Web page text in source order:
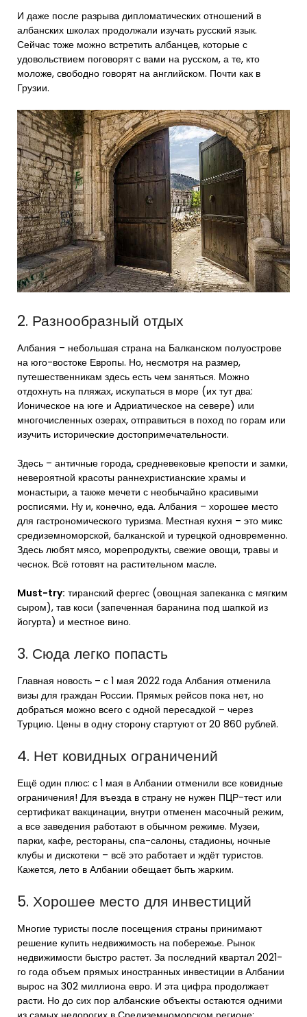
И даже после разрыва дипломатических отношений в
албанских школах продолжали изучать русский язык.
Сейчас тоже можно встретить албанцев, которые с
удовольствием поговорят с вами на русском, а те, кто
моложе, свободно говорят на английском. Почти как в
Грузии.
2. Разнообразный отдых
Албания – небольшая страна на Балканском полуострове
на юго-востоке Европы. Но, несмотря на размер,
путешественникам здесь есть чем заняться. Можно
отдохнуть на пляжах, искупаться в море (их тут два:
Ионическое на юге и Адриатическое на севере) или
многочисленных озерах, отправиться в поход по горам или
изучить исторические достопримечательности.
Здесь – античные города, средневековые крепости и замки,
невероятной красоты раннехристианские храмы и
монастыри, а также мечети с необычайно красивыми
росписями. Ну и, конечно, еда. Албания – хорошее место
для гастрономического туризма. Местная кухня – это микс
средиземноморской, балканской и турецкой одновременно.
Здесь любят мясо, морепродукты, свежие овощи, травы и
чеснок. Всё готовят на растительном масле.
Must-try: тиранский фергес (овощная запеканка с мягким
сыром), тав коси (запеченная баранина под шапкой из
йогурта) и местное вино.
3. Сюда легко попасть
Главная новость – с 1 мая 2022 года Албания отменила
визы для граждан России. Прямых рейсов пока нет, но
добраться можно всего с одной пересадкой – через
Турцию. Цены в одну сторону стартуют от 20 860 рублей.
4. Нет ковидных ограничений
Ещё один плюс: с 1 мая в Албании отменили все ковидные
ограничения! Для въезда в страну не нужен ПЦР-тест или
сертификат вакцинации, внутри отменен масочный режим,
а все заведения работают в обычном режиме. Музеи,
парки, кафе, рестораны, спа-салоны, стадионы, ночные
клубы и дискотеки – всё это работает и ждёт туристов.
Кажется, лето в Албании обещает быть жарким.
5. Хорошее место для инвестиций
Многие туристы после посещения страны принимают
решение купить недвижимость на побережье. Рынок
недвижимости быстро растет. За последний квартал 2021-
го года объем прямых иностранных инвестиции в Албании
вырос на 302 миллиона евро. И эта цифра продолжает
расти. Но до сих пор албанские объекты остаются одними